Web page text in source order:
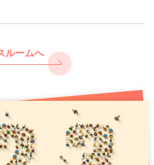
ルームへ
金募金活動実施のお知らせ
スリリース
ケで浄化 年末年始は “歌で厄祓
スリリース
駅前店】8月7日17:00グランド
！駅直下の好ロケーションで
！
（661KB）